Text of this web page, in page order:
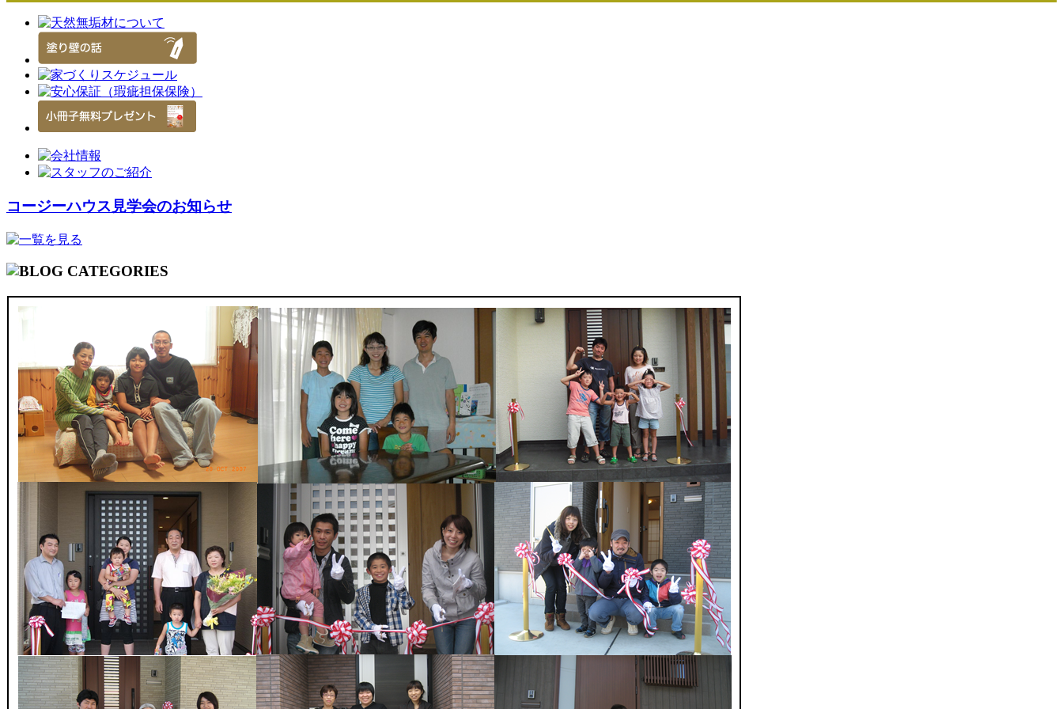
コージーハウス見学会のお知らせ